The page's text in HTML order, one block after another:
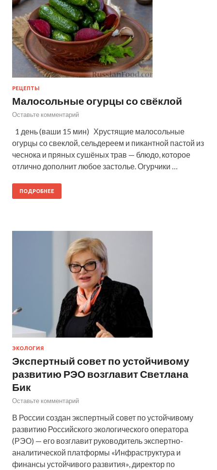
РЕЦЕПТЫ
Малосольные огурцы со свёклой
Оставьте комментарий
1 день (ваши 15 мин) Хрустящие малосольные
огурцы со свеклой, сельдереем и пикантной пастой из
чеснока и пряных сушёных трав — блюдо, которое
отлично дополнит любое застолье. Огурчики …
ПОДРОБНЕЕ
ЭКОЛОГИЯ
Экспертный совет по устойчивому
развитию РЭО возглавит Светлана
Бик
Оставьте комментарий
В России создан экспертный совет по устойчивому
развитию Российского экологического оператора
(РЭО) — его возглавит руководитель экспертно-
аналитической платформы «Инфраструктура и
финансы устойчивого развития», директор по